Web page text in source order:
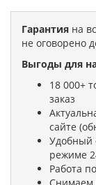
Гарантия на
не оговорено
Выгоды для
18 000+
заказ
сайте
Удобный
режиме
Работа